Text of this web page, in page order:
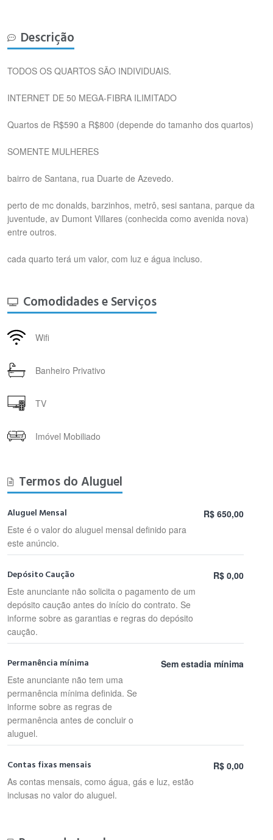
Descrição
TODOS OS QUARTOS SÃO INDIVIDUAIS.
INTERNET DE 50 MEGA-FIBRA ILIMITADO
Quartos de R$590 a R$800 (depende do tamanho dos quartos)
SOMENTE MULHERES
bairro de Santana, rua Duarte de Azevedo.
perto de mc donalds, barzinhos, metrô, sesi santana, parque da
juventude, av Dumont Villares (conhecida como avenida nova)
entre outros.
cada quarto terá um valor, com luz e água incluso.
Comodidades e Serviços
Wifi
Banheiro Privativo
TV
Imóvel Mobiliado
Termos do Aluguel
Aluguel Mensal
Este é o valor do aluguel mensal definido para
este anúncio.
R$ 650,00
Depósito Caução
Este anunciante não solicita o pagamento de um
depósito caução antes do início do contrato. Se
informe sobre as garantias e regras do depósito
caução.
R$ 0,00
Permanência mínima
Este anunciante não tem uma
permanência mínima definida. Se
informe sobre as regras de
permanência antes de concluir o
aluguel.
Sem estadia mínima
Contas fixas mensais
As contas mensais, como água, gás e luz, estão
inclusas no valor do aluguel.
R$ 0,00